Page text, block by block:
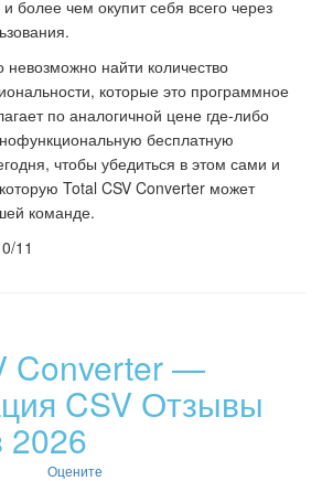
более чем окупит себя всего через
найти количество
которые это программное
по аналогичной цене где-либо
бесплатную
чтобы убедиться в этом сами и
Total CSV Converter может
команде.
11
Converter —
CSV Отзывы
2026
Оцените